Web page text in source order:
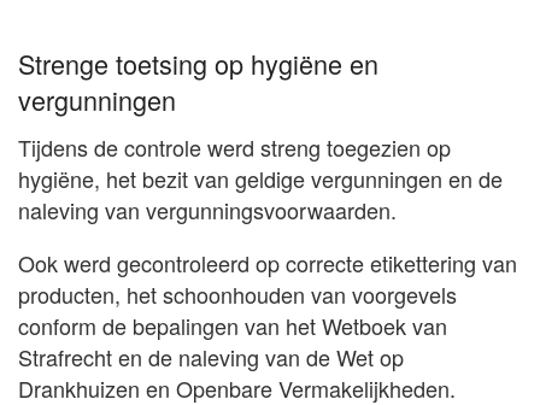
Strenge toetsing op hygiëne en
vergunningen
Tijdens de controle werd streng toegezien op
hygiëne, het bezit van geldige vergunningen en de
naleving van vergunningsvoorwaarden.
Ook werd gecontroleerd op correcte etikettering van
producten, het schoonhouden van voorgevels
conform de bepalingen van het Wetboek van
Strafrecht en de naleving van de Wet op
Drankhuizen en Openbare Vermakelijkheden.